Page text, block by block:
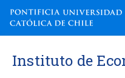
Instituto de